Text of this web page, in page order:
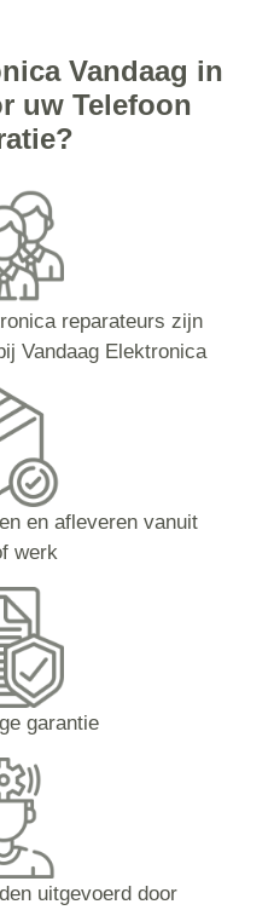
Vandaag in
uw Telefoon
reparateurs zijn
Vandaag Elektronica
en afleveren vanuit
werk
garantie
uitgevoerd door